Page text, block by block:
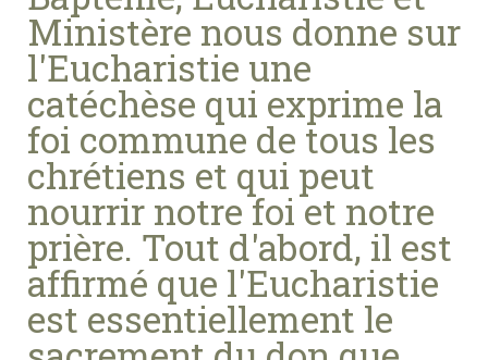
Ministère nous donne sur
l'Eucharistie une
catéchèse qui exprime la
foi commune de tous les
chrétiens et qui peut
nourrir notre foi et notre
prière. Tout d'abord, il est
affirmé que l'Eucharistie
est essentiellement le